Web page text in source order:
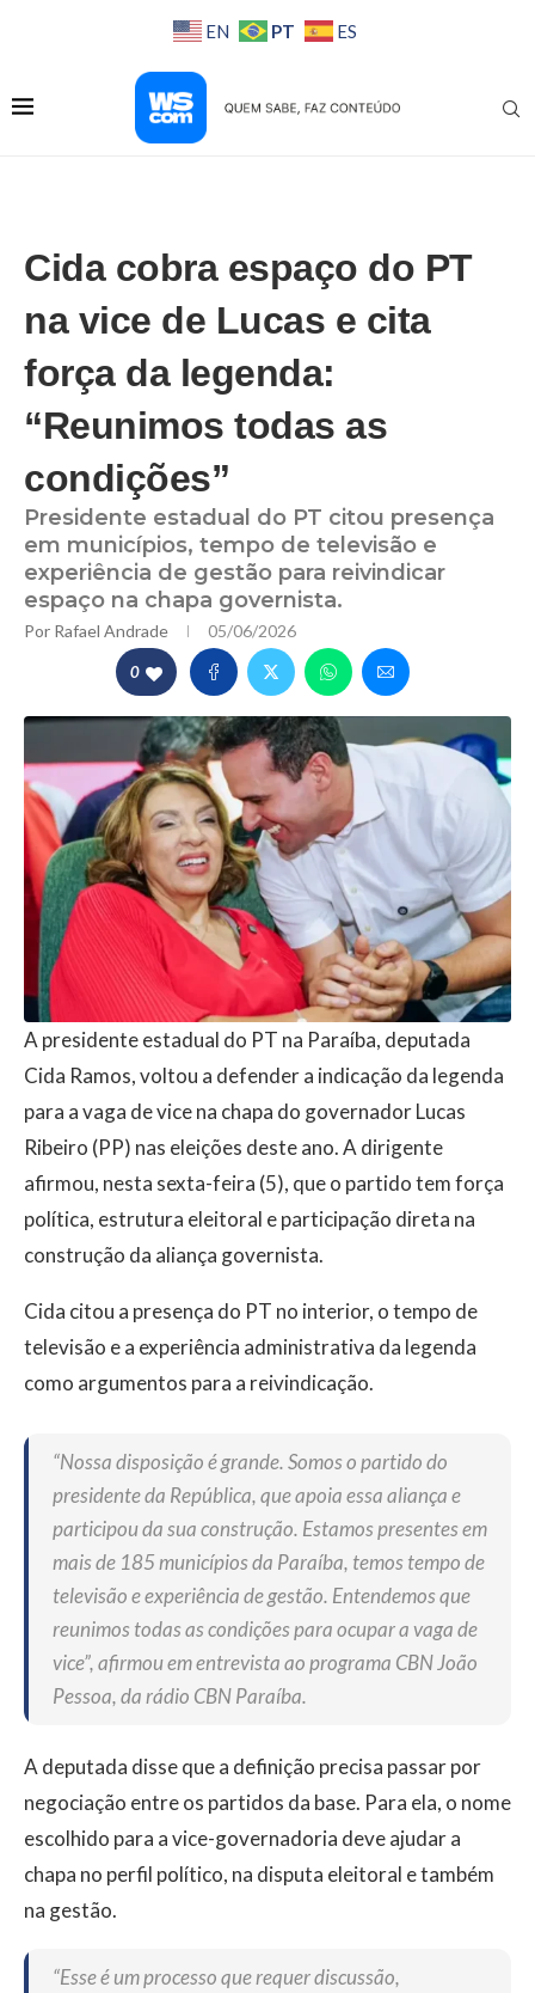
EN PT ES
Cida cobra espaço do PT
na vice de Lucas e cita
força da legenda:
“Reunimos todas as
condições”
Presidente estadual do PT citou presença
em municípios, tempo de televisão e
experiência de gestão para reivindicar
espaço na chapa governista.
Por Rafael Andrade 05/06/2026
0
A presidente estadual do PT na Paraíba, deputada
Cida Ramos, voltou a defender a indicação da legenda
para a vaga de vice na chapa do governador Lucas
Ribeiro (PP) nas eleições deste ano. A dirigente
afirmou, nesta sexta-feira (5), que o partido tem força
política, estrutura eleitoral e participação direta na
construção da aliança governista.
Cida citou a presença do PT no interior, o tempo de
televisão e a experiência administrativa da legenda
como argumentos para a reivindicação.
“Nossa disposição é grande. Somos o partido do
presidente da República, que apoia essa aliança e
participou da sua construção. Estamos presentes em
mais de 185 municípios da Paraíba, temos tempo de
televisão e experiência de gestão. Entendemos que
reunimos todas as condições para ocupar a vaga de
vice”, afirmou em entrevista ao programa CBN João
Pessoa, da rádio CBN Paraíba.
A deputada disse que a definição precisa passar por
negociação entre os partidos da base. Para ela, o nome
escolhido para a vice-governadoria deve ajudar a
chapa no perfil político, na disputa eleitoral e também
na gestão.
“Esse é um processo que requer discussão,